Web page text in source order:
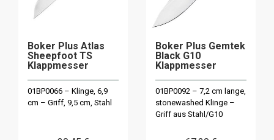
Boker Plus Atlas
Sheepfoot TS
Klappmesser
01BP0066 – Klinge, 6,9
cm – Griff, 9,5 cm, Stahl
Boker Plus Gemtek
Black G10
Klappmesser
01BP0092 – 7,2 cm lange,
stonewashed Klinge –
Griff aus Stahl/G10